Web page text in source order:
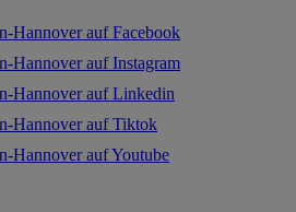
Hannover auf Facebook
Hannover auf Instagram
Hannover auf Linkedin
Hannover auf Tiktok
Hannover auf Youtube